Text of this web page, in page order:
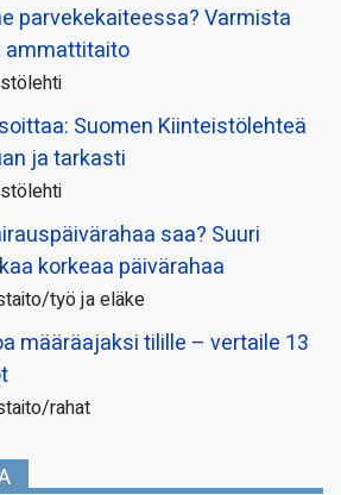
parvekekaiteessa? Varmista
Suomen Kiinteistölehteä
ja tarkasti
saa? Suuri
korkeaa päivärahaa
työ ja eläke
määräajaksi tilille – vertaile 13
rahat